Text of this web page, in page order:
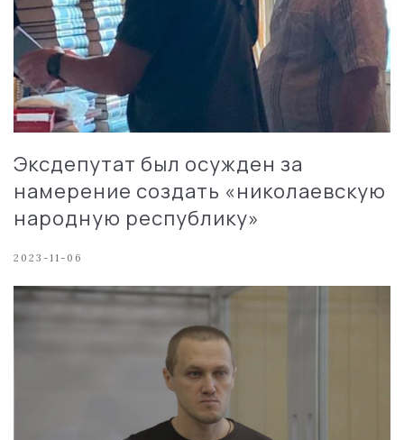
Эксдепутат был осужден за
намерение создать «николаевскую
народную республику»
2023-11-06